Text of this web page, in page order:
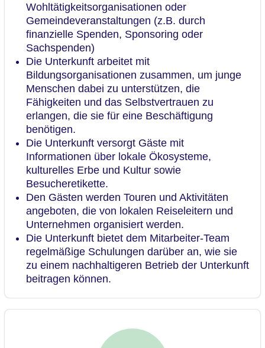
Wohltätigkeitsorganisationen oder
Gemeindeveranstaltungen (z.B. durch
finanzielle Spenden, Sponsoring oder
Sachspenden)
Die Unterkunft arbeitet mit
Bildungsorganisationen zusammen, um junge
Menschen dabei zu unterstützen, die
Fähigkeiten und das Selbstvertrauen zu
erlangen, die sie für eine Beschäftigung
benötigen.
Die Unterkunft versorgt Gäste mit
Informationen über lokale Ökosysteme,
kulturelles Erbe und Kultur sowie
Besucheretikette.
Den Gästen werden Touren und Aktivitäten
angeboten, die von lokalen Reiseleitern und
Unternehmen organisiert werden.
Die Unterkunft bietet dem Mitarbeiter-Team
regelmäßige Schulungen darüber an, wie sie
zu einem nachhaltigeren Betrieb der Unterkunft
beitragen können.